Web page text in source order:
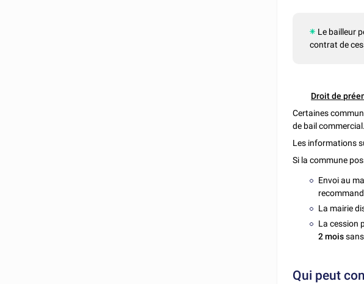
Le bailleur
contrat de
Droit de
Certaines
de bail commercial.
Les informations
Si la commune
Envoi au
La mairie
La cession
2 mois
Qui peut